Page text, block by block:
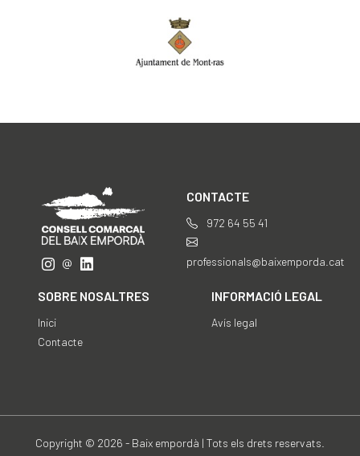
CONTACTE
972 64 55 41
professionals@baixemporda.cat
SOBRE NOSALTRES
Inici
Contacte
INFORMACIÓ LEGAL
Avís legal
Copyright © 2026 - Baix empordà | Tots els drets reservats.